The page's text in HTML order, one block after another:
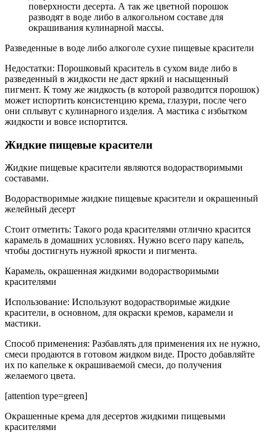
поверхности десерта. А так же цветной порошок
разводят в воде либо в алкогольном составе для
окрашивания кулинарной массы.
Разведенные в воде либо алкоголе сухие пищевые красители
Недостатки: Порошковый краситель в сухом виде либо в
разведенный в жидкости не даст яркий и насыщенный
пигмент. К тому же жидкость (в которой разводится порошок)
может испортить консистенцию крема, глазури, после чего
они сплывут с кулинарного изделия. А мастика с избытком
жидкости и вовсе испортится.
Жидкие пищевые красители
Жидкие пищевые красители являются водорастворимыми
составами.
Водорастворимые жидкие пищевые красители и окрашенный
желейный десерт
Стоит отметить: Такого рода красителями отлично красится
карамель в домашних условиях. Нужно всего пару капель,
чтобы достигнуть нужной яркости и пигмента.
Карамель, окрашенная жидкими водорастворимыми
красителями
Использование: Используют водорастворимые жидкие
красители, в основном, для окраски кремов, карамели и
мастики.
Способ применения: Разбавлять для применения их не нужно,
смеси продаются в готовом жидком виде. Просто добавляйте
их по капельке к окрашиваемой смеси, до получения
желаемого цвета.
[attention type=green]
Окрашенные крема для десертов жидкими пищевыми
красителями